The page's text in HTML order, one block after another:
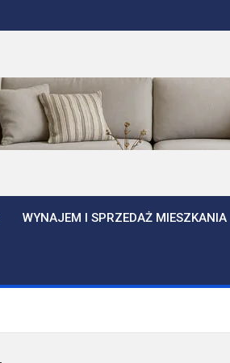
WYNAJEM I SPRZEDAŻ MIESZKANIA